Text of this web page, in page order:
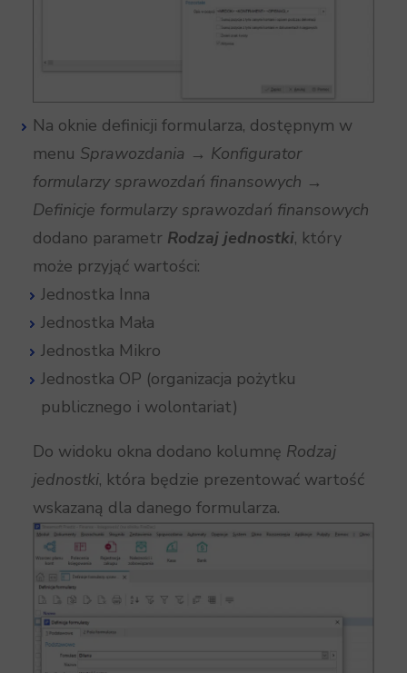
Na oknie definicji formularza, dostępnym w
menu Sprawozdania → Konfigurator
formularzy sprawozdań finansowych →
Definicje formularzy sprawozdań finansowych
dodano parametr Rodzaj jednostki, który
może przyjąć wartości:
Jednostka Inna
Jednostka Mała
Jednostka Mikro
Jednostka OP (organizacja pożytku
publicznego i wolontariat)
Do widoku okna dodano kolumnę Rodzaj
jednostki, która będzie prezentować wartość
wskazaną dla danego formularza.